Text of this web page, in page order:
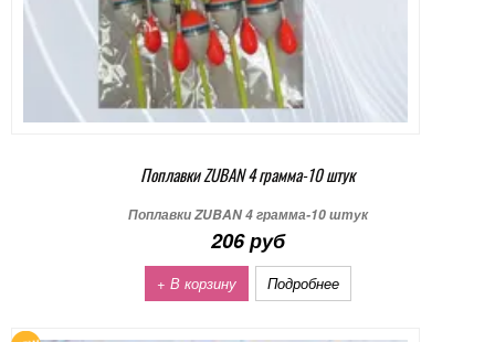
Поплавки ZUBAN 4 грамма-10 штук
Поплавки ZUBAN 4 грамма-10 штук
206 руб
+ В корзину Подробнее